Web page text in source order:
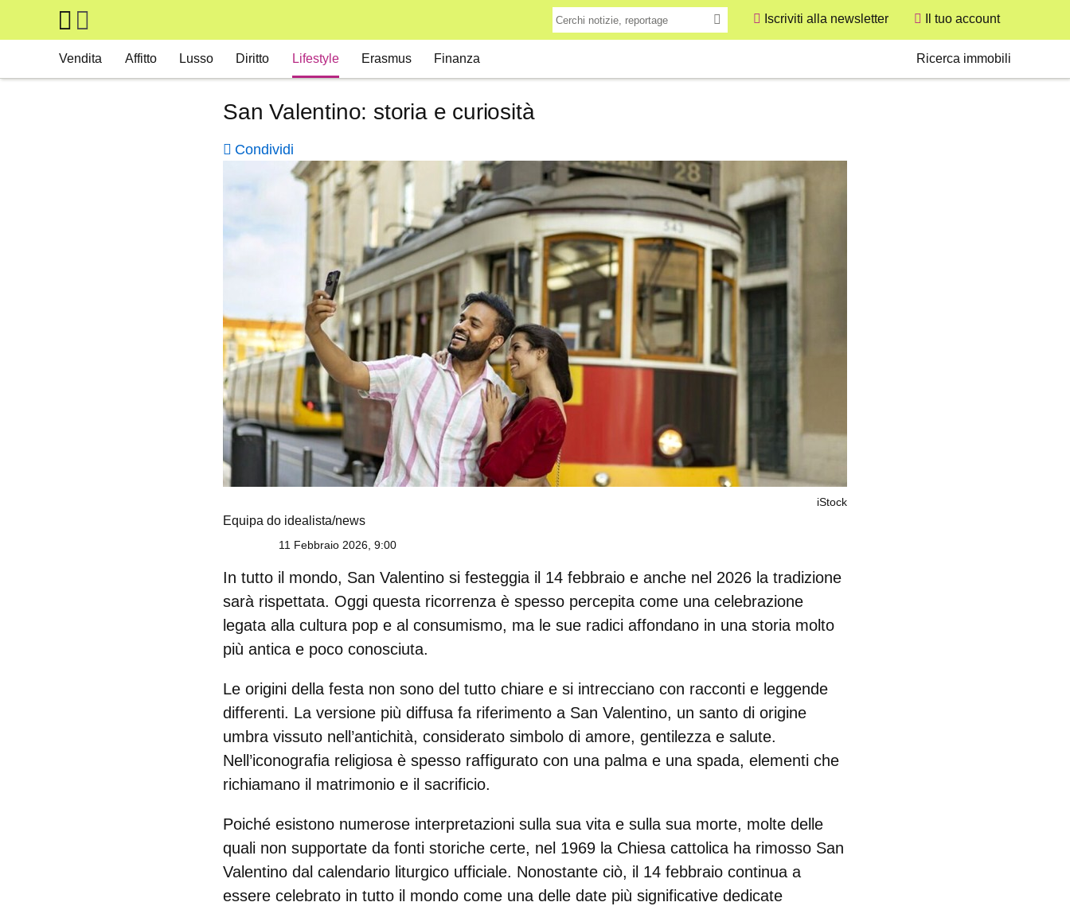
Skip to main content
Iscriviti alla newsletter
User
Il tuo account
Vendita Affitto Lusso Diritto Lifestyle Erasmus Finanza Ricerca immobili
San Valentino: storia e curiosità
Condividi
iStock
Equipa do idealista/news
11 Febbraio 2026, 9:00
In tutto il mondo, San Valentino si festeggia il 14 febbraio e anche nel 2026 la tradizione
sarà rispettata. Oggi questa ricorrenza è spesso percepita come una celebrazione
legata alla cultura pop e al consumismo, ma le sue radici affondano in una storia molto
più antica e poco conosciuta.
Le origini della festa non sono del tutto chiare e si intrecciano con racconti e leggende
differenti. La versione più diffusa fa riferimento a San Valentino, un santo di origine
umbra vissuto nell’antichità, considerato simbolo di amore, gentilezza e salute.
Nell’iconografia religiosa è spesso raffigurato con una palma e una spada, elementi che
richiamano il matrimonio e il sacrificio.
Poiché esistono numerose interpretazioni sulla sua vita e sulla sua morte, molte delle
quali non supportate da fonti storiche certe, nel 1969 la Chiesa cattolica ha rimosso San
Valentino dal calendario liturgico ufficiale. Nonostante ciò, il 14 febbraio continua a
essere celebrato in tutto il mondo come una delle date più significative dedicate